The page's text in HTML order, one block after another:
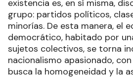
existencia es, en sí misma,
grupo: partidos políticos,
minorías. De esta manera, el
democrático, habitado por
sujetos colectivos, se torna
nacionalismo apasionado,
busca la homogeneidad y la